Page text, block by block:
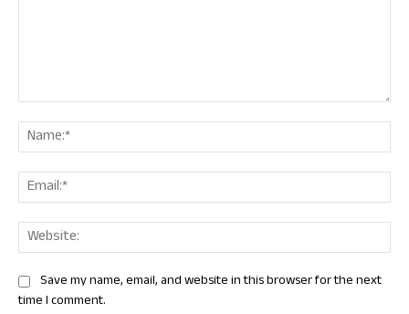
Save my name, email, and website in this browser for the next
time I comment.